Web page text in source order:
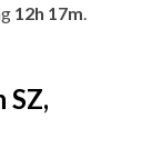
12h 17m